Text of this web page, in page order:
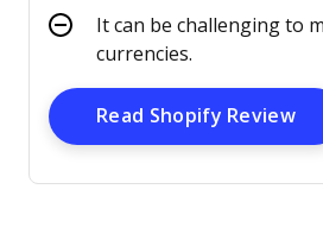
It can be challenging to
currencies.
Read Shopify Review